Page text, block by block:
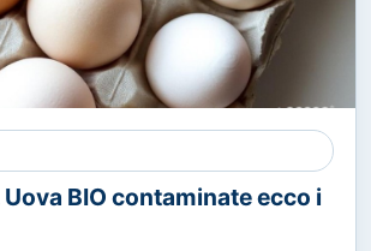
BIO contaminate ecco i